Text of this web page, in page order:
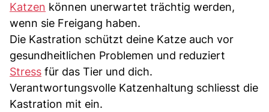
Katzen können unerwartet trächtig werden,
wenn sie Freigang haben.
Die Kastration schützt deine Katze auch vor
gesundheitlichen Problemen und reduziert
Stress für das Tier und dich.
Verantwortungsvolle Katzenhaltung schliesst die
Kastration mit ein.